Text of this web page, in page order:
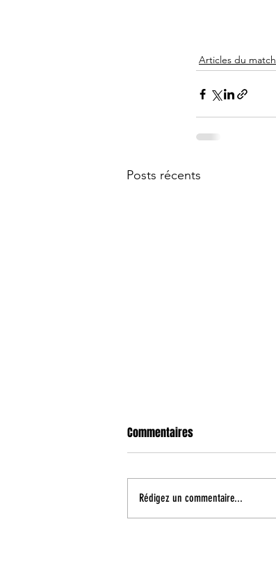
Articles du match
Posts récents
Commentaires
Rédigez un commentaire...